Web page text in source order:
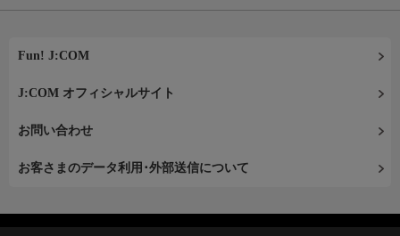
Fun! J:COM
J:COM オフィシャルサイト
お問い合わせ
お客さまのデータ利用･外部送信について